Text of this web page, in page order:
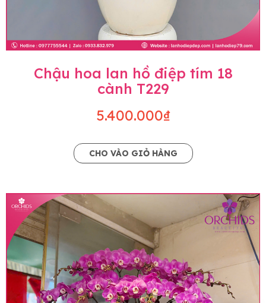
Chậu hoa lan hồ điệp tím 18
cành T229
5.400.000₫
CHO VÀO GIỎ HÀNG